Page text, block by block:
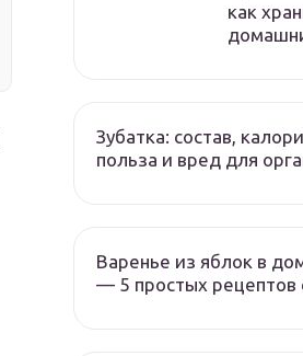
как
Зубатка: состав,
польза и вред для
Варенье из яблок в
— 5 простых рецептов